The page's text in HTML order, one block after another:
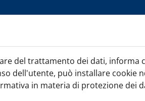
del trattamento dei dati, informa
dell'utente, può installare cookie
in materia di protezione dei